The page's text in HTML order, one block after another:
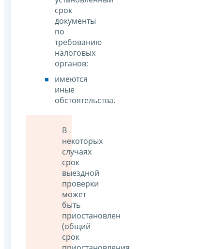
срок
документы
по
требованию
налоговых
органов;
имеются
иные
обстоятельства.
В
некоторых
случаях
срок
выездной
проверки
может
быть
приостановлен
(общий
срок